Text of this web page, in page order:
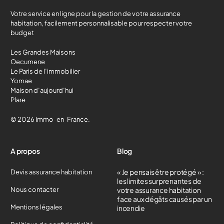
Votre service en ligne pour la gestion de votre assurance
habitation, facilement personnalisable pour respecter votre
budget
Les Grandes Maisons
Oecumene
Le Paris de l’immobilier
Yomae
Maison d’aujourd’hui
Plare
© 2026 Immo-en-France.
A propos
Devis assurance habitation
Nous contacter
Mentions légales
Blog
« Je pensais être protégé » :
les limites surprenantes de
votre assurance habitation
face aux dégâts causés par un
incendie